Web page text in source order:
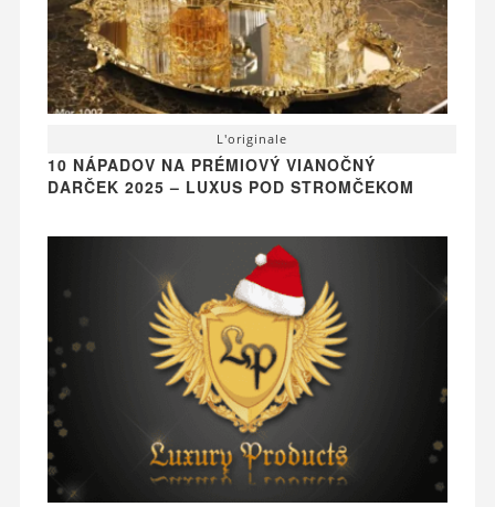
L'originale
10 NÁPADOV NA PRÉMIOVÝ VIANOČNÝ
DARČEK 2025 – LUXUS POD STROMČEKOM